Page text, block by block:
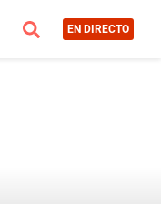
EN DIRECTO